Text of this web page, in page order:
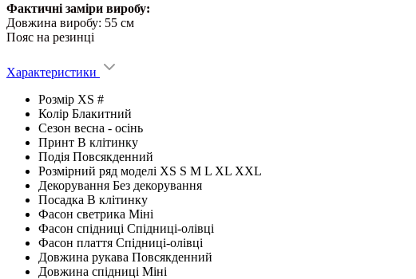
Фактичні заміри виробу:
Довжина виробу: 55 см
Пояс на резинці
Характеристики
Розмір XS #
Колір Блакитний
Сезон весна - ocінь
Принт В клітинку
Подія Повсякденний
Розмірний ряд моделі XS S M L XL XXL
Декорування Без декорування
Посадка В клітинку
Фасон светрика Міні
Фасон спідниці Спідниці-олівці
Фасон плаття Спідниці-олівці
Довжина рукава Повсякденний
Довжина спідниці Міні